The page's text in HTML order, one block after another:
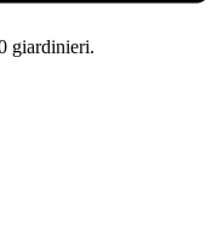
giardinieri.